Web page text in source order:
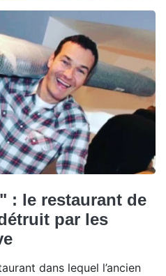
: le restaurant de
par les
dans lequel l’ancien